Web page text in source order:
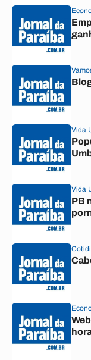
Vida
Vida
PB